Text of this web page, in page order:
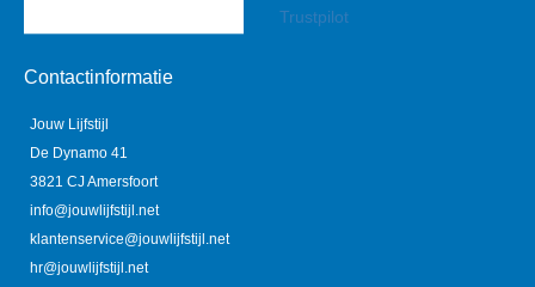
Trustpilot
Contactinformatie
Jouw Lijfstijl
De Dynamo 41
3821 CJ Amersfoort
info@jouwlijfstijl.net
klantenservice@jouwlijfstijl.net
hr@jouwlijfstijl.net